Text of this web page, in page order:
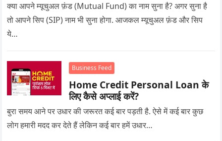
क्या आपने म्यूचुअल फ़ंड (Mutual Fund) का नाम सुना है? अगर सुना है
तो आपने सिप (SIP) नाम भी सुना होगा. आजकल म्यूचुअल फ़ंड और सिप
ये…
Business Feed
Home Credit Personal Loan के
लिए कैसे अप्लाई करें?
बुरा समय आने पर उधार की जरूरत कई बार पड़ती है. ऐसे में कई बार कुछ
लोग हमारी मदद कर देते हैं लेकिन कई बार हमें उधार…